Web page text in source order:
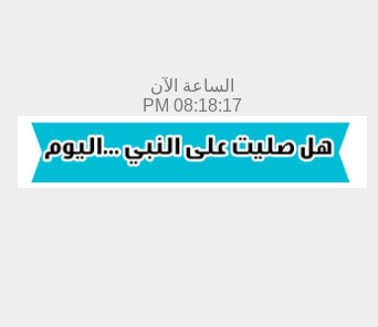
الساعة الآن
08:18:18 PM